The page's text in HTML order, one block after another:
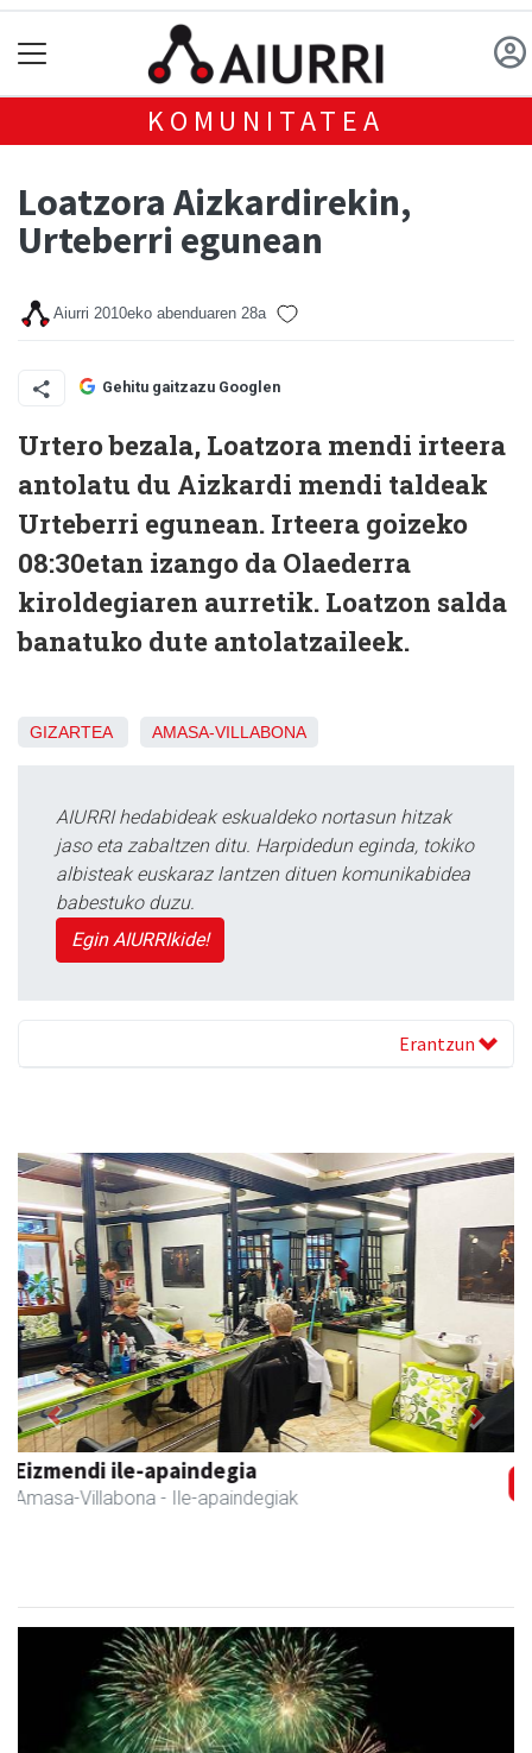
KOMUNITATEA
Loatzora Aizkardirekin,
Urteberri egunean
Aiurri 2010eko abenduaren 28a
Gehitu gaitzazu Googlen
Urtero bezala, Loatzora mendi irteera
antolatu du Aizkardi mendi taldeak
Urteberri egunean. Irteera goizeko
08:30etan izango da Olaederra
kiroldegiaren aurretik. Loatzon salda
banatuko dute antolatzaileek.
GIZARTEA AMASA-VILLABONA
AIURRI hedabideak eskualdeko nortasun hitzak
jaso eta zabaltzen ditu. Harpidedun eginda, tokiko
albisteak euskaraz lantzen dituen komunikabidea
babestuko duzu.
Egin AIURRIkide!
Erantzun
Erniobea BHI
Amasa-Villabona - Hezkuntza
Previous Next